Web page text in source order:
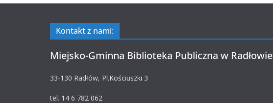
Kontakt z nami:
Miejsko-Gminna Biblioteka Publiczna w Radłowie
33-130 Radłów, Pl.Kościuszki 3
tel. 14 6 782 062